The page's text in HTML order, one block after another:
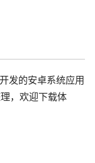
开发的安卓系统应用
，欢迎下载体